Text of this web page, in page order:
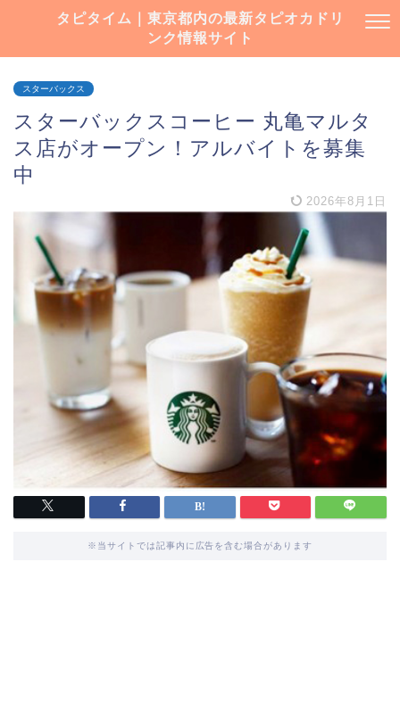
タピタイム｜東京都内の最新タピオカドリ
ンク情報サイト
スターバックス
スターバックスコーヒー 丸亀マルタ
ス店がオープン！アルバイトを募集
中
2026年8月1日
※当サイトでは記事内に広告を含む場合があります